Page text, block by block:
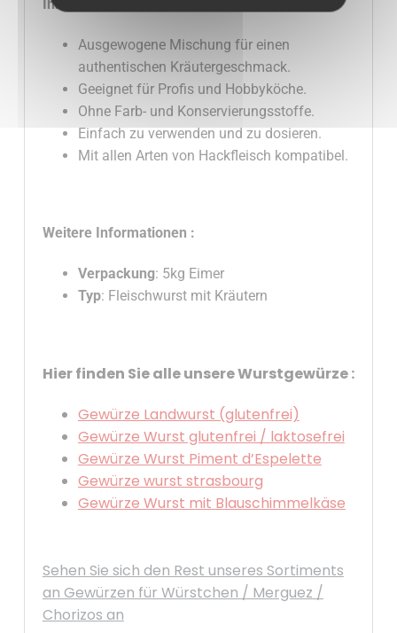
Ihre Vorteile :
Ausgewogene Mischung für einen
authentischen Kräutergeschmack.
Geeignet für Profis und Hobbyköche.
Ohne Farb- und Konservierungsstoffe.
Einfach zu verwenden und zu dosieren.
Mit allen Arten von Hackfleisch kompatibel.
Weitere Informationen :
Verpackung: 5kg Eimer
Typ: Fleischwurst mit Kräutern
Hier finden Sie alle unsere Wurstgewürze :
Gewürze Landwurst (glutenfrei)
Gewürze Wurst glutenfrei / laktosefrei
Gewürze Wurst Piment d’Espelette
Gewürze wurst strasbourg
Gewürze Wurst mit Blauschimmelkäse
Sehen Sie sich den Rest unseres Sortiments
an Gewürzen für Würstchen / Merguez /
Chorizos an